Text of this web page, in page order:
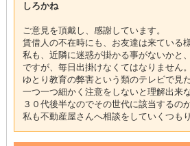
しろかね
ご意見を頂戴し、感謝しています。
賃借人の不在時にも、お友達は来ている
私も、近隣に迷惑が掛かる事がないかと
ですが、毎日出掛けなくてはなりません。
ゆとり教育の弊害という類のテレビで見
一つ一つ細かく注意をしないと理解出来
３０代後半なのでその世代に該当するの
私も不動産屋さんへ相談をしていくつもり